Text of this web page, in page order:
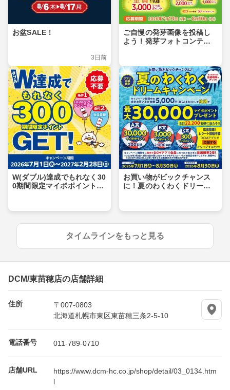
お盆SALE！
3日前
ご自慢の発芽画像を投稿し
よう！発芽フォトコンテス
W(ダブル)達成でもれなく30
0期間限定マイボポイントG
お買い物がビックチャンス
に！夏のわくわくドリーム
タイムラインをもっと見る
DCM/東苗穂店の店舗詳細
住所
〒007-0803
北海道札幌市東区東苗穂三条2-5-10
電話番号 011-789-0710
店舗URL
https://www.dcm-hc.co.jp/shop/detail/03_0134.htm
l